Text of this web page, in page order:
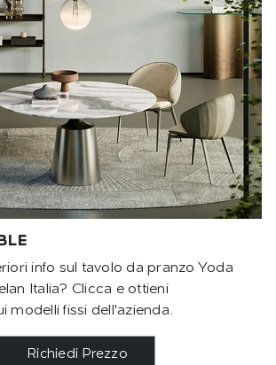
info sul tavolo da pranzo Yoda
Italia? Clicca e ottieni
modelli fissi dell'azienda.
Richiedi Prezzo